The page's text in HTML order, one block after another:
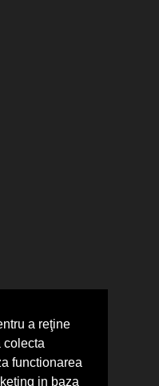
a reţine
colecta
functionarea
in baza